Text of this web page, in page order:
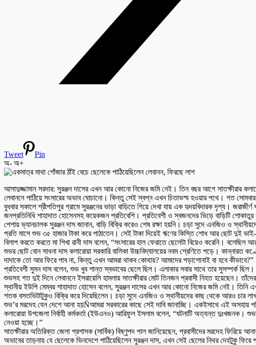
Tweet
Pin
অ- অ+
আসাদুজ্জামান সরদার: সুরঞ্জন দাসের এখন আর কোনো নিজের জমি নেই। তিন বছর আগে সাতক্ষীরার
লেবাননে পাঠিয়ে সংসারের অভাব ঘোচানো। কিন্তু সেই স্বপ্ন এখন চিতাভস্ম হওয়ার পথে। গত
বুধবার সকালে শ্রীপতিপুর গ্রামে সুরঞ্জনের ভাড়া বাড়িতে গিয়ে দেখা যায় এক হৃদয়বিদারক দৃশ্য।
জনপ্রতিনিধি শাহাদাত হোসেনসহ কয়েকজন প্রতিবেশি। প্রতিবেশী ও স্বজনদের ভিড়ে বাড়িটি
পেশায় ভ্যানচালক সুরঞ্জন দাস জানান, বাড়ি বিক্রি করেও শেষ রক্ষা হয়নি। চড়া সুদে এনজিও ও
প্রতি মাসে শুভ ৩৫ হাজার টাকা করে পাঠাতেন। সেই টাকা দিয়েই ঋণের কিস্তি শোধ আর ছোট দুই
বিলাপ করতে করতে মা শিখা রানী দাস বলেন, “সংসারের হাল ফেরাতে ছেলেটা বিয়েও করেনি।
শুভর ছোট বোন সাধনা দাস কলারোয়া সরকারি বালিকা উচ্চবিদ্যালয়ের নবম শ্রেণিতে পড়ে। কান্নারত
দাদাকে তো আর ফিরে পাব না, কিন্তু এখন আমরা থাকব কোথায়? আমাদের পড়াশোনাই বা হবে কীভাবে?”
প্রতিবেশী সুমন দাস বলেন, শুভ খুব শান্ত স্বভাবের ছেলে ছিল। এলাকার সবার সাথে তার সুসম্পর্ক
শুভসহ গত দুই দিনে লেবাননে ইসরায়েলি হামলায় সাতক্ষীরার মোট তিনজন প্রবাসী নিহত হয়েছেন।
স্থানীয় ইউপি মেম্বর শাহাদাত হোসেন বলেন, সুরঞ্জন দাসের এখন আর কোনো নিজের জমি নেই। তিনি
শতক বসতভিটাটুকুও বিক্রি করে দিয়েছিলেন। চড়া সুদে এনজিও ও স্থানীয়দের কাছ থেকে আরও চার
শুভ’র মরদেহ যেন দেশে আনা হয়Ñআমরা সরকারের কাছে সেই দাবি জানাচ্ছি। একইসাথে এই অসহায়
কলারোয়া উপজেলা নির্বাহী কর্মকর্তা (ইউএনও) আরিফুল ইসলাম বলেন, “ঘটনাটি অত্যন্ত দুঃখজনক।
নেওয়া হচ্ছে।”
সাতক্ষীরার অতিরিক্ত জেলা প্রশাসক (সার্বিক) বিষ্ণুপদ পাল জানিয়েছেন, প্রবাসীদের মরদেহ ফিরিয়ে
অভাবের তাড়নায় যে ছেলেকে ভিনদেশে পাঠিয়েছিলেন সুরঞ্জন দাস, এখন সেই ছেলের নিথর দেহটুকু